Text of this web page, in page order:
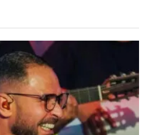
ou que querem entender
discriminatórias operam no
hierarquizando as relações
a autoimagem da criança
ambiente de valorização das